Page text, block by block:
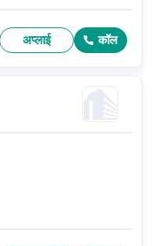
अप्लाई कॉल